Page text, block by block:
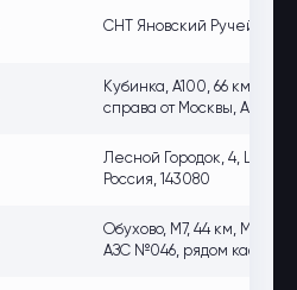
СНТ Яновский Ручей, М-4,
Кубинка, А100, 66 км,
справа от Москвы, АЗС
Лесной Городок, 4,
Россия, 143080
Обухово, М7, 44 км,
АЗС №046, рядом кафе